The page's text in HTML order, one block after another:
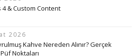
4 & Custom Content
2026
Kahve Nereden Alınır? Gerçek
Noktaları